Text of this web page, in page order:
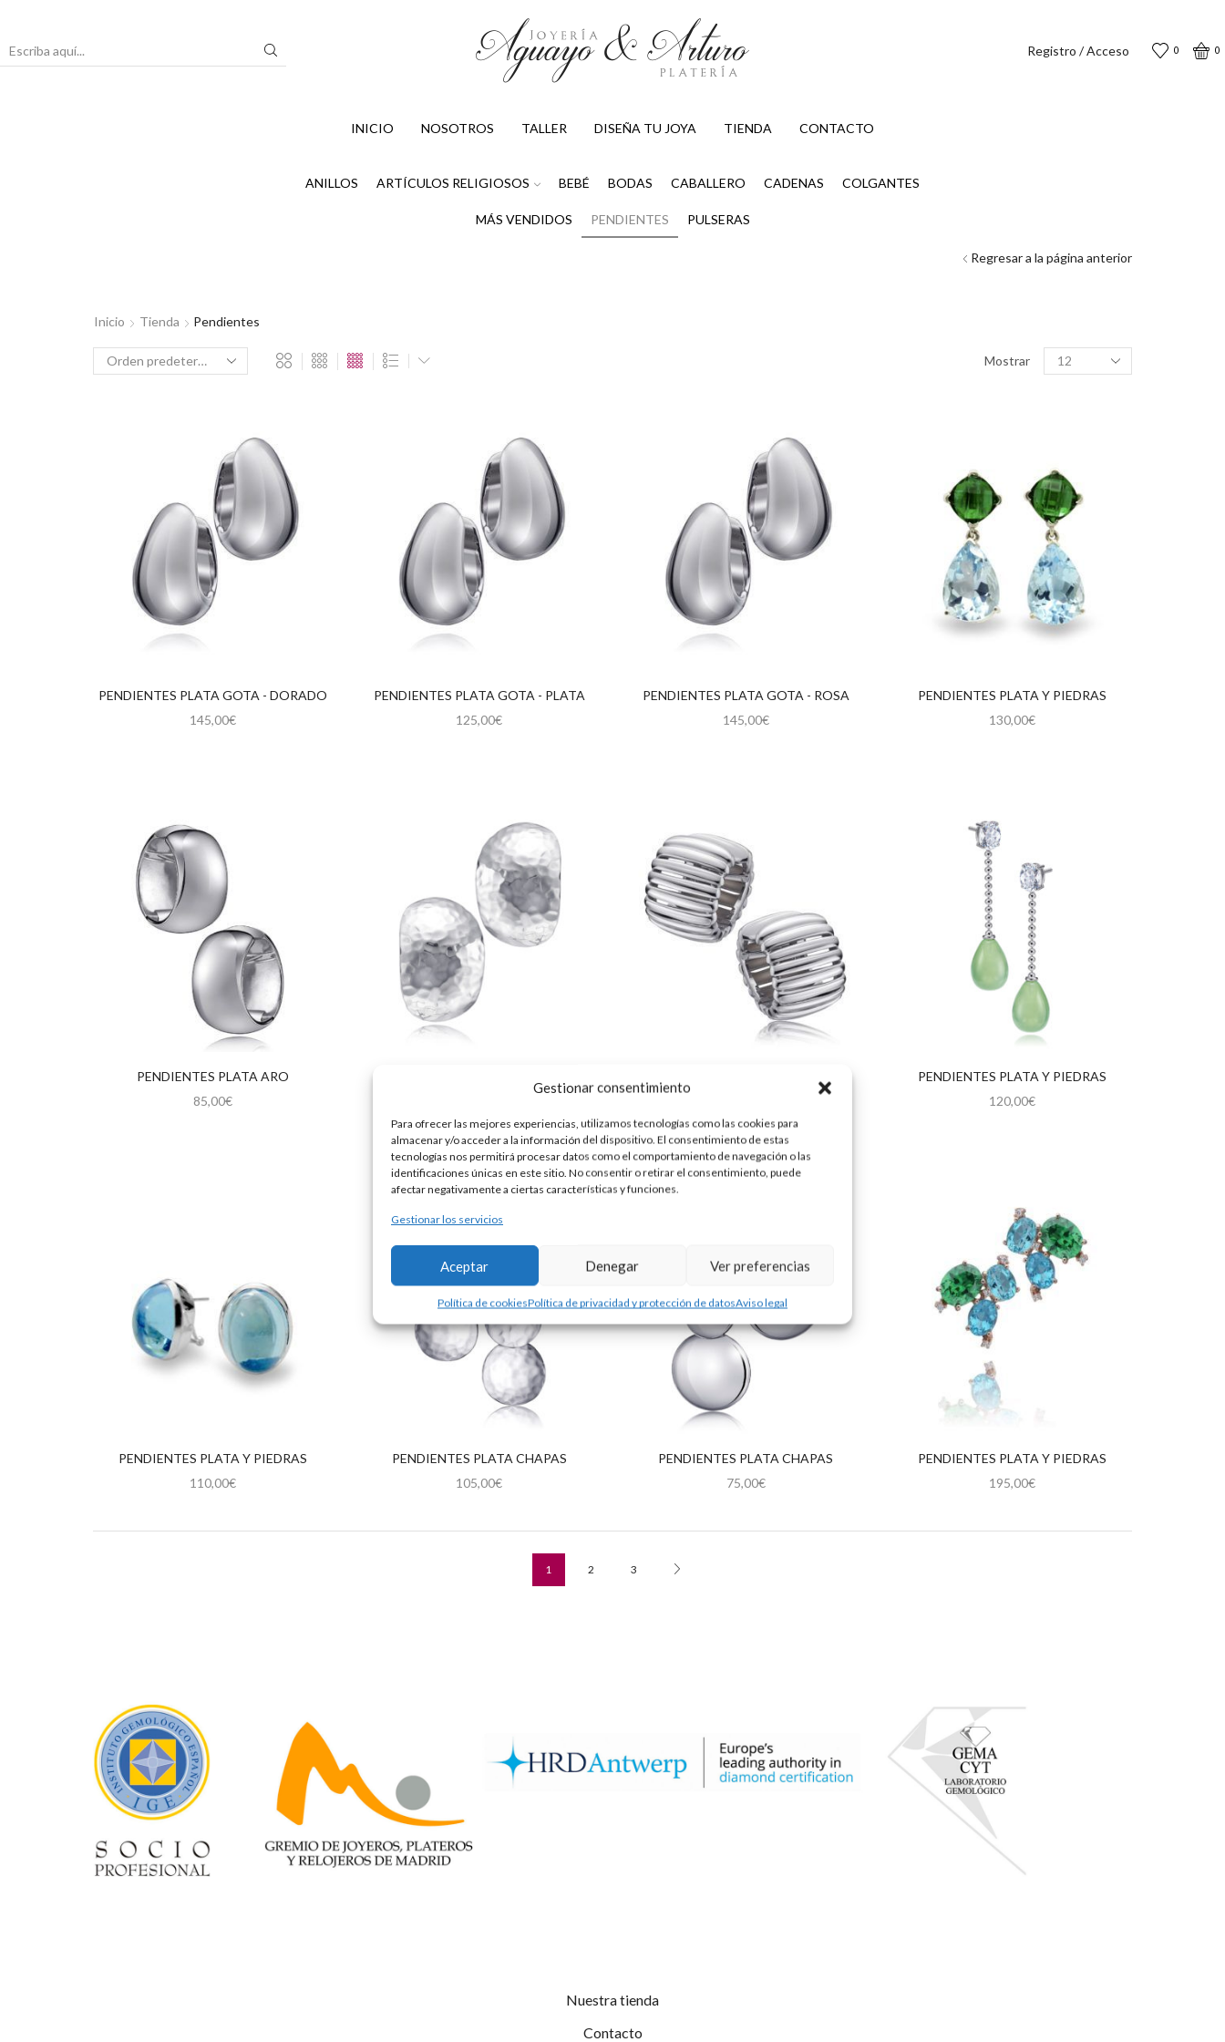
Gestionar consentimiento
Para ofrecer las mejores experiencias, utilizamos tecnologías como las cookies para
almacenar y/o acceder a la información del dispositivo. El consentimiento de estas
tecnologías nos permitirá procesar datos como el comportamiento de navegación o las
identificaciones únicas en este sitio. No consentir o retirar el consentimiento, puede
afectar negativamente a ciertas características y funciones.
Gestionar los servicios
Aceptar Denegar Ver preferencias
Política de cookiesPolítica de privacidad y protección de datosAviso legal
Registro / Acceso 0 0
INICIO NOSOTROS TALLER DISEÑA TU JOYA TIENDA CONTACTO
ANILLOS ARTÍCULOS RELIGIOSOS BEBÉ BODAS CABALLERO CADENAS COLGANTES
MÁS VENDIDOS PENDIENTES PULSERAS
Inicio Tienda Pendientes
Regresar a la página anterior
Mostrar
Productos
por
PENDIENTES PLATA GOTA - DORADO
145,00€
PENDIENTES PLATA GOTA - PLATA
125,00€
PENDIENTES PLATA GOTA - ROSA
145,00€
PENDIENTES PLATA Y PIEDRAS
130,00€
PENDIENTES PLATA ARO
85,00€
PENDIENTES PLATA Y PIEDRAS
120,00€
PENDIENTES PLATA Y PIEDRAS
110,00€
PENDIENTES PLATA CHAPAS
105,00€
PENDIENTES PLATA CHAPAS
75,00€
PENDIENTES PLATA Y PIEDRAS
195,00€
1 2 3
Nuestra tienda
Contacto